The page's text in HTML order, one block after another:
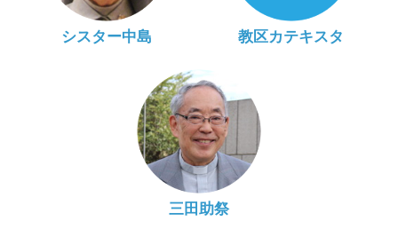
シスター中島 教区カテキスタ
三田助祭